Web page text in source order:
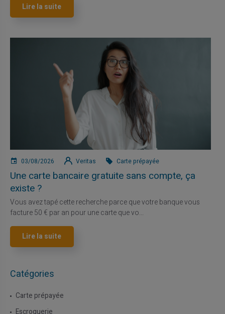
Lire la suite
03/08/2026 Veritas Carte prépayée
Une carte bancaire gratuite sans compte, ça
existe ?
Vous avez tapé cette recherche parce que votre banque vous
facture 50 € par an pour une carte que vo...
Lire la suite
Catégories
Carte prépayée